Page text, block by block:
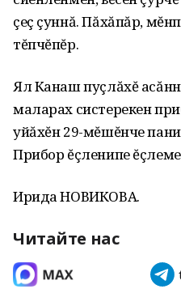
çеç çуннă. Пăхăпăр‚
тĕпчĕпĕр.
Ял Канаш пуçлăхĕ
маларах систерекен
уйăхĕн 29-мĕшĕнче
Прибор ĕçленипе
Ирида НОВИКОВА.
Читайте нас